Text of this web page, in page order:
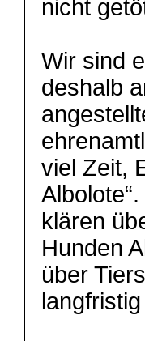
nicht
Wir sind
deshalb
viel Zeit,
klären
Hunden
über